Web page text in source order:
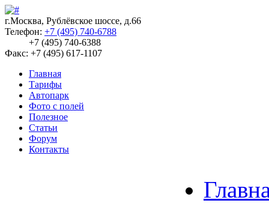
г.Москва, Рублёвское шоссе, д.66
Телефон: +7 (495) 740-6788
+7 (495) 740-6388
Факс: +7 (495) 617-1107
Главная
Тарифы
Автопарк
Фото с полей
Полезное
Статьи
Форум
Контакты